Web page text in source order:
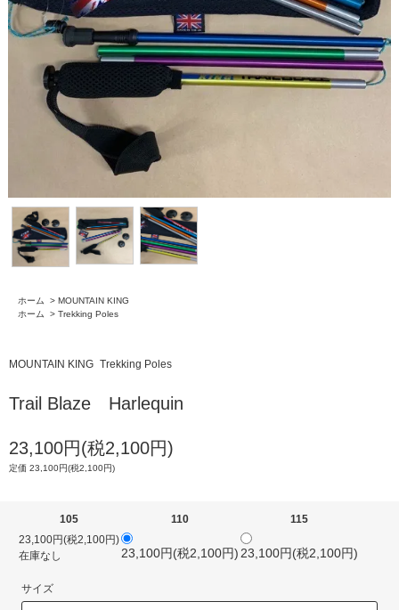
ホーム > MOUNTAIN KING
ホーム
> Trekking Poles
MOUNTAIN KING Trekking Poles
Trail Blaze Harlequin
23,100円(税2,100円)
定価 23,100円(税2,100円)
105 110
115
23,100円(税2,100円)
在庫なし
23,100円(税2,100円)23,100円(税2,100円)
サイズ